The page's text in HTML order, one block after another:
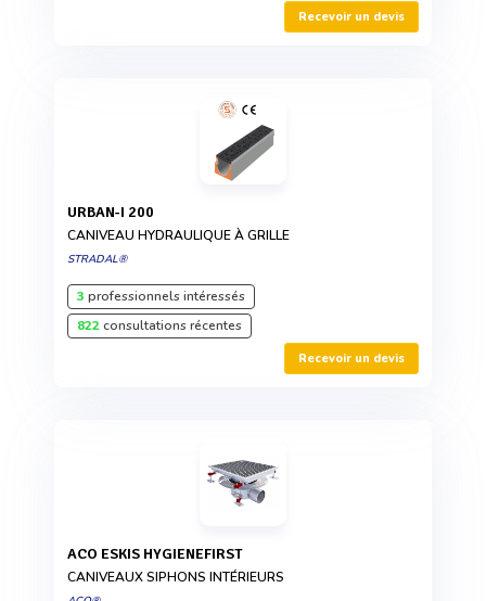
Recevoir un devis
URBAN-I 200
CANIVEAU HYDRAULIQUE À GRILLE
STRADAL®
3 professionnels intéressés
822consultations récentes
Recevoir un devis
ACO ESKIS HYGIENEFIRST
CANIVEAUX SIPHONS INTÉRIEURS